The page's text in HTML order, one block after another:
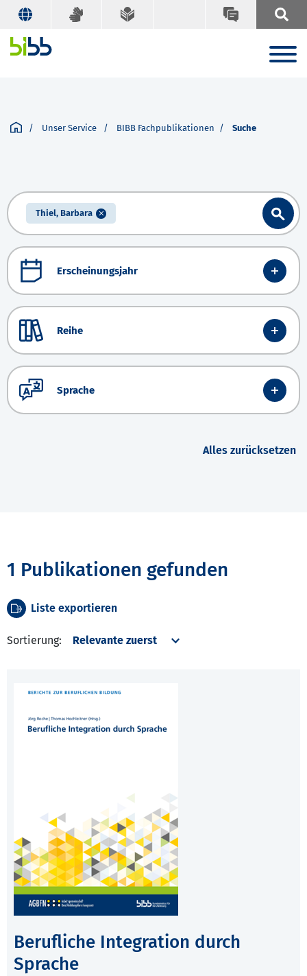
Unser Service BIBB Fachpublikationen Suche
Thiel, Barbara
Erscheinungsjahr
Reihe
Sprache
Alles zurücksetzen
1 Publikationen gefunden
Liste exportieren
Sortierung:
Berufliche Integration durch
Sprache